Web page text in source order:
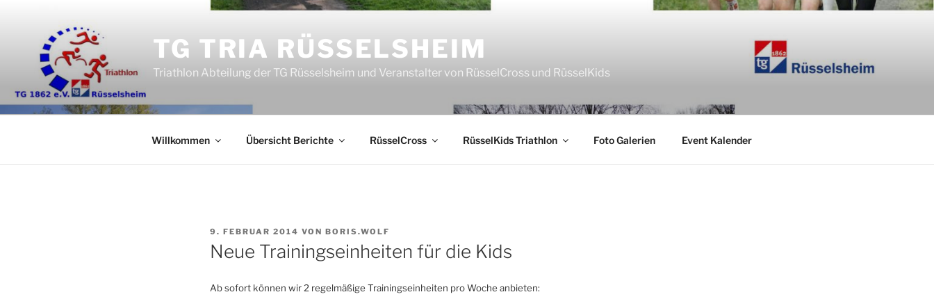
springen
TG TRIA RÜSSELSHEIM
Triathlon Abteilung der TG Rüsselsheim und Veranstalter von RüsselCross und RüsselKids
Willkommen Übersicht Berichte RüsselCross RüsselKids Triathlon Foto Galerien Event Kalender
VERÖFFENTLICHT
AM
9. FEBRUAR 2014 VON BORIS.WOLF
Neue Trainingseinheiten für die Kids
Ab sofort können wir 2 regelmäßige Trainingseinheiten pro Woche anbieten: